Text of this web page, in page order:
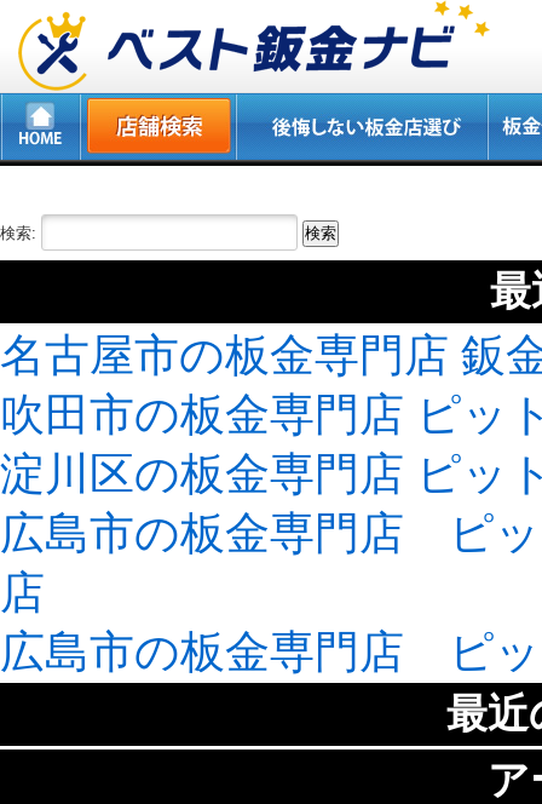
検索:
最
名古屋市の板金専門店
吹田市の板金専門店 ピッ
淀川区の板金専門店 ピッ
広島市の板金専門店 ピ
店
広島市の板金専門店 ピ
最近
ア